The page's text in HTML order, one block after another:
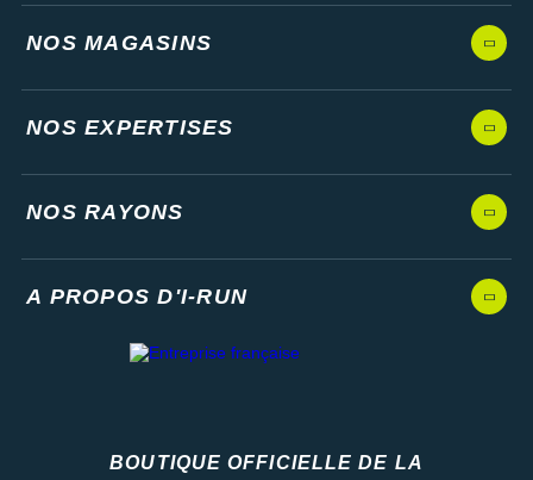
NOS MAGASINS
NOS EXPERTISES
NOS RAYONS
A PROPOS D'I-RUN
BOUTIQUE OFFICIELLE DE LA